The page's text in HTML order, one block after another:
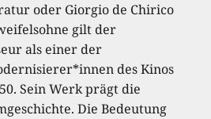
oder Giorgio de Chirico
gilt der
als einer der
des Kinos
Sein Werk prägt die
Die Bedeutung